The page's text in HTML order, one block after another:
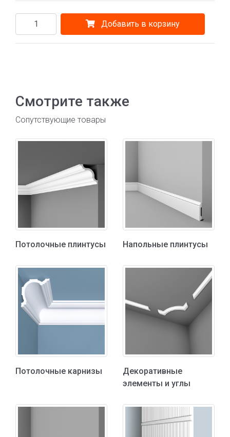
Добавить в корзину
Смотрите также
Сопутствующие товары
Потолочные плинтусы Напольные плинтусы
Потолочные карнизы
Декоративные
элементы и углы